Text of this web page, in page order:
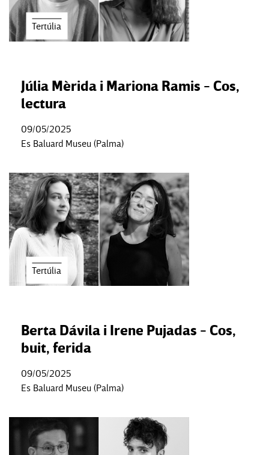
Tertúlia
Júlia Mèrida i Mariona Ramis - Cos,
lectura
09/05/2025
Es Baluard Museu (Palma)
Tertúlia
Berta Dávila i Irene Pujadas - Cos,
buit, ferida
09/05/2025
Es Baluard Museu (Palma)